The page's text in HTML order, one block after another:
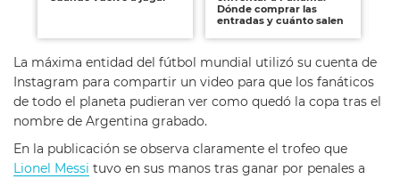
Dónde comprar las
entradas y cuánto salen
La máxima entidad del fútbol mundial utilizó su cuenta de
Instagram para compartir un video para que los fanáticos
de todo el planeta pudieran ver como quedó la copa tras el
nombre de Argentina grabado.
En la publicación se observa claramente el trofeo que
Lionel Messi tuvo en sus manos tras ganar por penales a